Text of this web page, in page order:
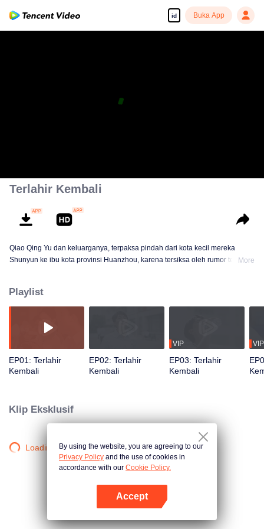
id Buka App
Terlahir Kembali
Qiao Qing Yu dan keluarganya, terpaksa pindah dari kota kecil mereka
Shunyun ke ibu kota provinsi Huanzhou, karena tersiksa oleh rumor tentang
kematian Qiao Bei Yu, dengan bantuan teman sekelasnya Ming Sheng. Saat
kebenaran terungkap, Qing Yu terkejut dengan ketidakadilan yang menimpa
More
Playlist
EP01: Terlahir
Kembali
EP02: Terlahir
Kembali
VIP
EP03: Terlahir
Kembali
VIP
Klip Eksklusif
Loading…By using the website, you are agreeing to our
Privacy Policy and the use of cookies in
accordance with our Cookie Policy.
Accept